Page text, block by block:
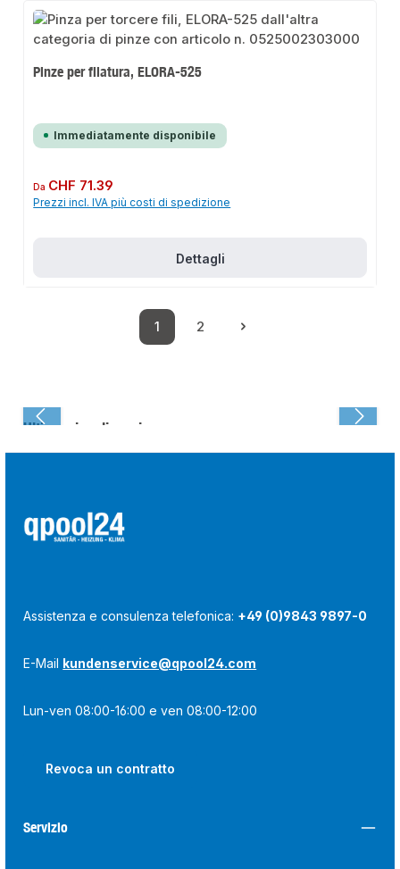
Pinze per filatura, ELORA-525
Immediatamente disponibile
Prezzo normale:
Da CHF 71.39
Prezzi incl. IVA più costi di spedizione
Dettagli
Pagina
1
Pagina
2
Ultima visualizzazione:
Assistenza e consulenza telefonica: +49 (0)9843 9897-0
E-Mail kundenservice@qpool24.com
Lun-ven 08:00-16:00 e ven 08:00-12:00
Revoca un contratto
Servizio